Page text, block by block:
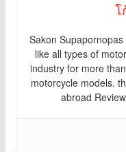
โ
Sakon
like all types of
industry for more
motorcycle models.
abroad